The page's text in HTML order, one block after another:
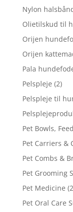
Nylon
Olietilskud til
Orijen
Orijen
Pala
Pelspleje (2)
Pelspleje til
Pet Bowls,
Pet Carriers &
Pet Combs &
Pet Grooming
Pet Medicine
Pet Oral Care